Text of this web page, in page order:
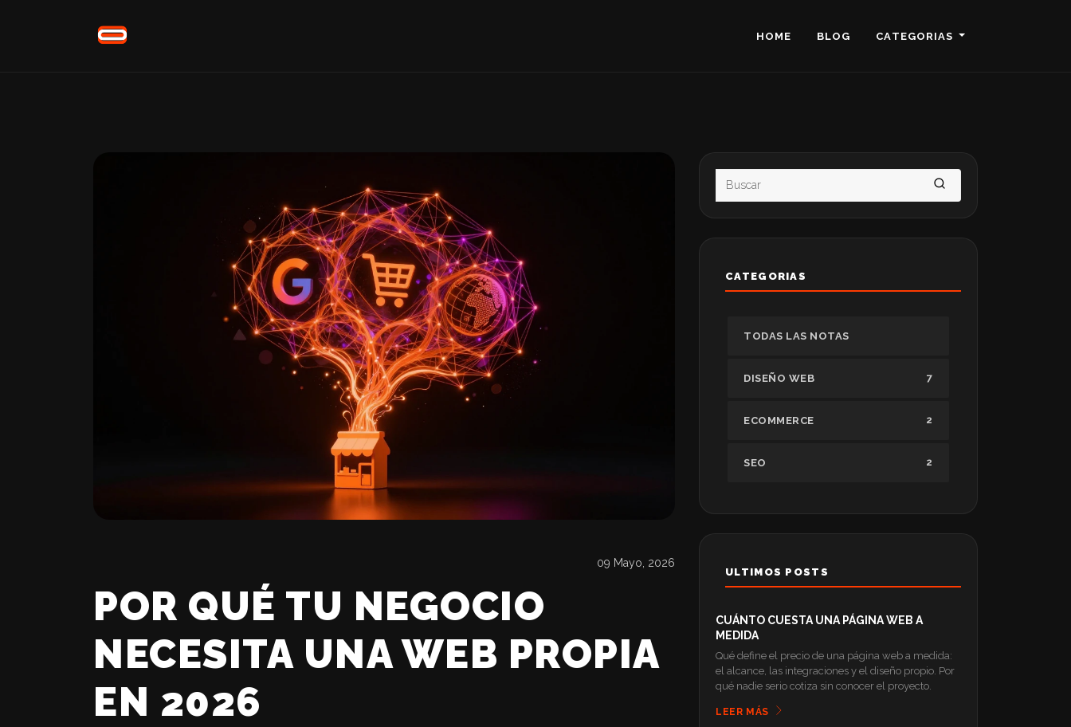
HOME BLOG CATEGORIAS
09 Mayo, 2026
POR QUÉ TU NEGOCIO
NECESITA UNA WEB PROPIA
EN 2026
CATEGORIAS
TODAS LAS NOTAS
DISEÑO WEB 7
ECOMMERCE 2
SEO 2
ULTIMOS POSTS
CUÁNTO CUESTA UNA PÁGINA WEB A
MEDIDA
Qué define el precio de una página web a medida:
el alcance, las integraciones y el diseño propio. Por
qué nadie serio cotiza sin conocer el proyecto.
LEER MÁS